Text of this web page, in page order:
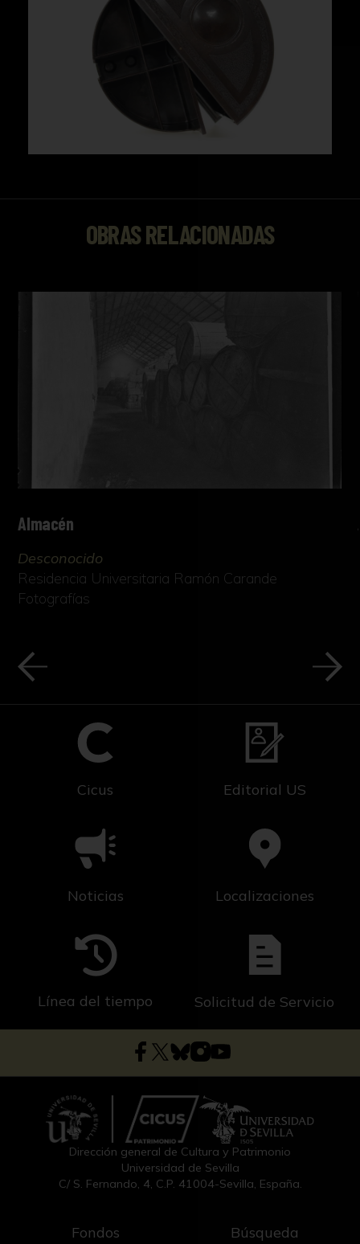
OBRAS RELACIONADAS
Almacén
Desconocido
Residencia Universitaria Ramón Carande
Fotografías
Cicus Editorial US
Noticias Localizaciones
Línea del tiempo Solicitud de Servicio
Dirección general de Cultura y Patrimonio
Universidad de Sevilla
C/ S. Fernando, 4, C.P. 41004-Sevilla, España.
Fondos
Búsqueda